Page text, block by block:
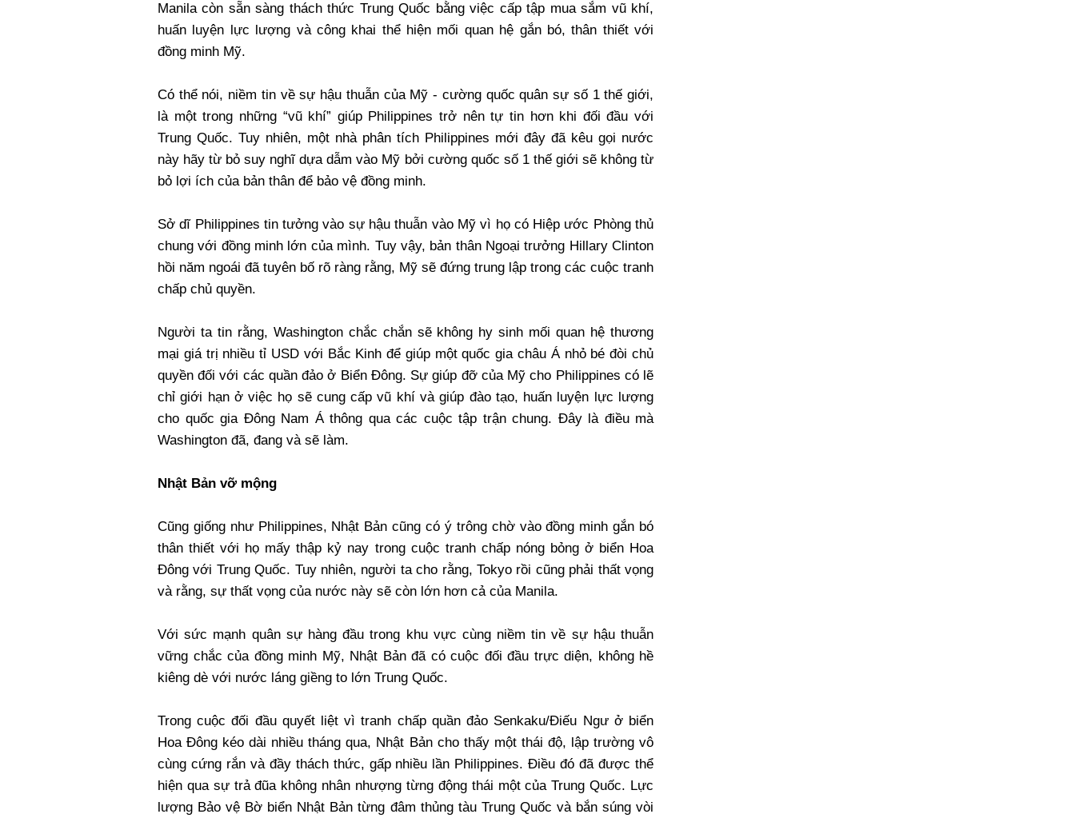
Manila còn sẵn sàng thách thức Trung Quốc bằng việc cấp tập mua sắm vũ khí,
huấn luyện lực lượng và công khai thể hiện mối quan hệ gắn bó, thân thiết với
đồng minh Mỹ.
Có thể nói, niềm tin về sự hậu thuẫn của Mỹ - cường quốc quân sự số 1 thế giới,
là một trong những “vũ khí” giúp Philippines trở nên tự tin hơn khi đối đầu với
Trung Quốc. Tuy nhiên, một nhà phân tích Philippines mới đây đã kêu gọi nước
này hãy từ bỏ suy nghĩ dựa dẫm vào Mỹ bởi cường quốc số 1 thế giới sẽ không từ
bỏ lợi ích của bản thân để bảo vệ đồng minh.
Sở dĩ Philippines tin tưởng vào sự hậu thuẫn vào Mỹ vì họ có Hiệp ước Phòng thủ
chung với đồng minh lớn của mình. Tuy vậy, bản thân Ngoại trưởng Hillary Clinton
hồi năm ngoái đã tuyên bố rõ ràng rằng, Mỹ sẽ đứng trung lập trong các cuộc tranh
chấp chủ quyền.
Người ta tin rằng, Washington chắc chắn sẽ không hy sinh mối quan hệ thương
mại giá trị nhiều tỉ USD với Bắc Kinh để giúp một quốc gia châu Á nhỏ bé đòi chủ
quyền đối với các quần đảo ở Biển Đông. Sự giúp đỡ của Mỹ cho Philippines có lẽ
chỉ giới hạn ở việc họ sẽ cung cấp vũ khí và giúp đào tạo, huấn luyện lực lượng
cho quốc gia Đông Nam Á thông qua các cuộc tập trận chung. Đây là điều mà
Washington đã, đang và sẽ làm.
Nhật Bản vỡ mộng
Cũng giống như Philippines, Nhật Bản cũng có ý trông chờ vào đồng minh gắn bó
thân thiết với họ mấy thập kỷ nay trong cuộc tranh chấp nóng bỏng ở biển Hoa
Đông với Trung Quốc. Tuy nhiên, người ta cho rằng, Tokyo rồi cũng phải thất vọng
và rằng, sự thất vọng của nước này sẽ còn lớn hơn cả của Manila.
Với sức mạnh quân sự hàng đầu trong khu vực cùng niềm tin về sự hậu thuẫn
vững chắc của đồng minh Mỹ, Nhật Bản đã có cuộc đối đầu trực diện, không hề
kiêng dè với nước láng giềng to lớn Trung Quốc.
Trong cuộc đối đầu quyết liệt vì tranh chấp quần đảo Senkaku/Điếu Ngư ở biển
Hoa Đông kéo dài nhiều tháng qua, Nhật Bản cho thấy một thái độ, lập trường vô
cùng cứng rắn và đầy thách thức, gấp nhiều lần Philippines. Điều đó đã được thể
hiện qua sự trả đũa không nhân nhượng từng động thái một của Trung Quốc. Lực
lượng Bảo vệ Bờ biển Nhật Bản từng đâm thủng tàu Trung Quốc và bắn súng vòi